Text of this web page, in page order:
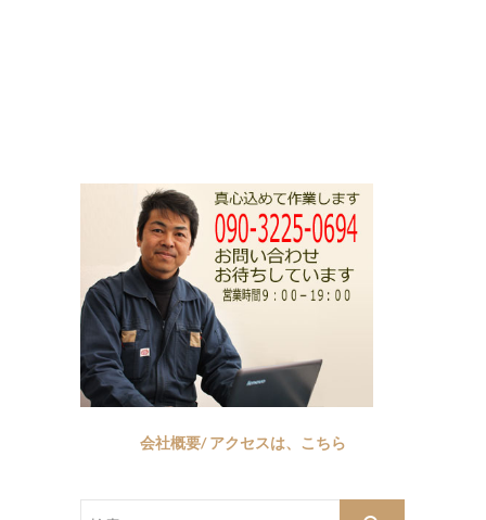
会社概要/ アクセスは、こちら